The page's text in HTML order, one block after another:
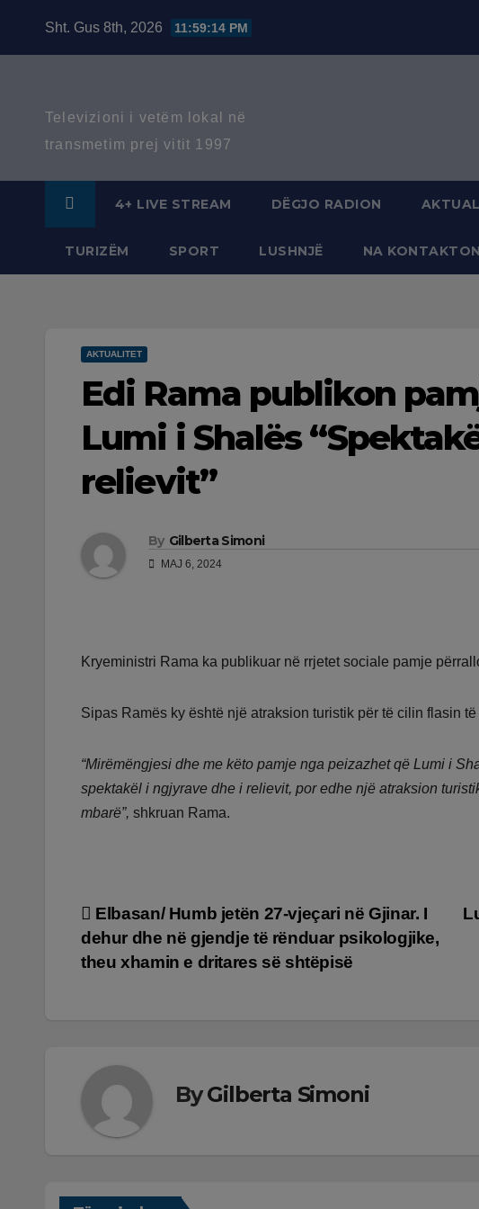
Sht. Gus 8th, 2026 11:59:15 PM
Televizioni i vetëm lokal në
transmetim prej vitit 1997
4+ LIVE STREAM DËGJO RADION
TURIZËM SPORT LUSHNJË NA
AKTUALITET
Edi Rama publikon
Lumi i Shalës
relievit”
By Gilberta Simoni
MAJ 6, 2024
Kryeministri Rama ka publikuar në rrjetet sociale pamje
Sipas Ramës ky është një atraksion turistik për të cilin flasin të
“Mirëmëngjesi dhe me këto pamje nga peizazhet që Lumi i
spektakël i ngjyrave dhe i relievit, por edhe një atraksion
mbarë”, shkruan Rama.
Lëvizje
te
Elbasan/ Humb jetën 27-vjeçari në Gjinar. I
dehur dhe në gjendje të rënduar psikologjike,
theu xhamin e dritares së shtëpisë
ByGilberta Simoni